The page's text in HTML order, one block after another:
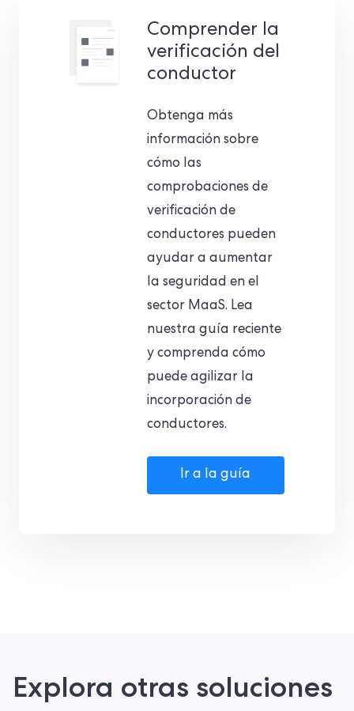
Comprender la
verificación del
conductor
Obtenga más
información sobre
cómo las
comprobaciones de
verificación de
conductores pueden
ayudar a aumentar
la seguridad en el
sector MaaS. Lea
nuestra guía reciente
y comprenda cómo
puede agilizar la
incorporación de
conductores.
Ir a la guía
Explora otras soluciones